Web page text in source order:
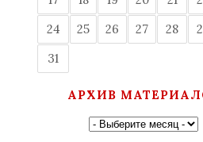
24
25 26 27 28
31
АРХИВ